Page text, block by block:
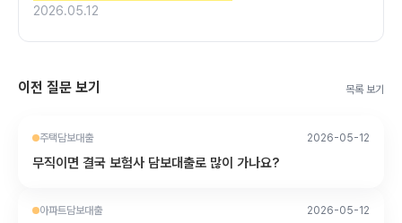
2026.05.12
이전 질문 보기 목록 보기
주택담보대출 2026-05-12
무직이면 결국 보험사 담보대출로 많이 가나요?
아파트담보대출 2026-05-12